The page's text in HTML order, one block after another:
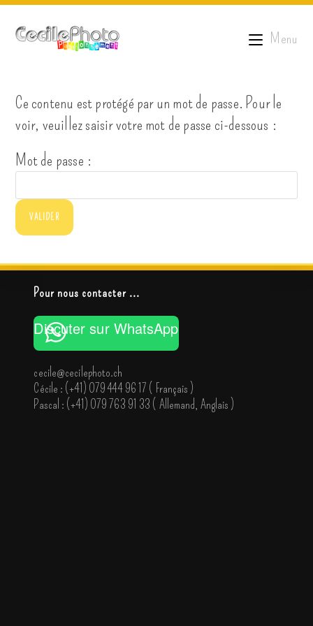
Menu
Ce contenu est protégé par un mot de passe. Pour le
voir, veuillez saisir votre mot de passe ci-dessous :
Mot de passe :
Pour nous contacter ...
Discuter sur WhatsApp
cecile@cecilephoto.ch
Cécile : (+41) 079 444 96 17 ( Français )
Pascal : (+41) 079 763 91 33 ( Allemand, Anglais )